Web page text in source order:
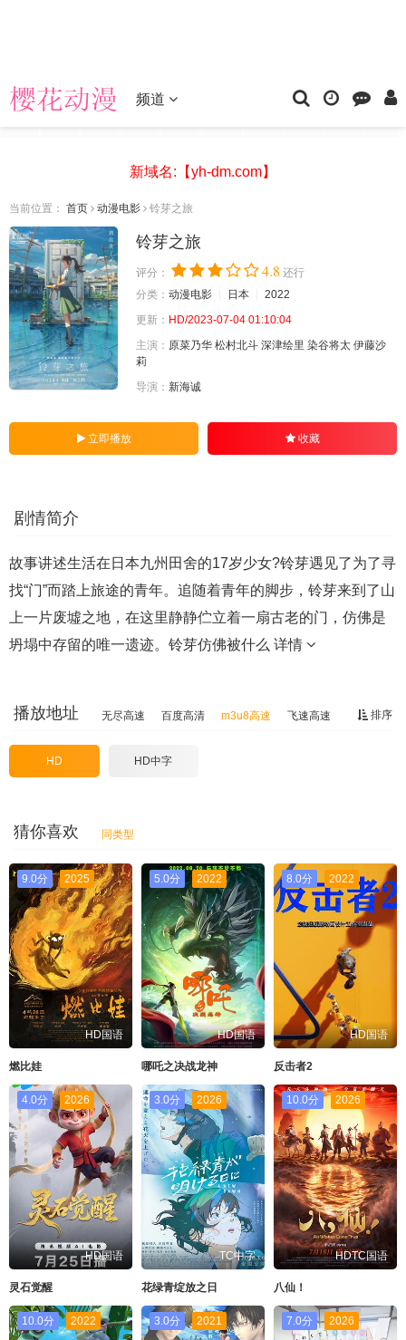
频道
新域名:【yh-dm.com】
当前位置： 首页 动漫电影 铃芽之旅
铃芽之旅
评分： 4.8 还行
分类： 动漫电影 日本
2022
更新： HD/2023-07-04 01:10:04
主演： 原菜乃华 松村北斗 深津绘里 染谷将太 伊藤沙
莉
导演： 新海诚
立即播放 收藏
剧情简介
故事讲述生活在日本九州田舍的17岁少女?铃芽遇见了为了寻
找“门”而踏上旅途的青年。追随着青年的脚步，铃芽来到了山
上一片废墟之地，在这里静静伫立着一扇古老的门，仿佛是
坍塌中存留的唯一遗迹。铃芽仿佛被什么 详情
排序
播放地址 无尽高速 百度高清 m3u8高速 飞速高速
HD HD中字
猜你喜欢 同类型
9.0分 2025
HD国语
燃比娃
5.0分 2022
HD国语
哪吒之决战龙神
8.0分 2022
HD国语
反击者2
4.0分 2026
HD国语
灵石觉醒
3.0分 2026
TC中字
花绿青绽放之日
10.0分 2026
HDTC国语
八仙！
10.0分 2022 3.0分 2021 7.0分 2026